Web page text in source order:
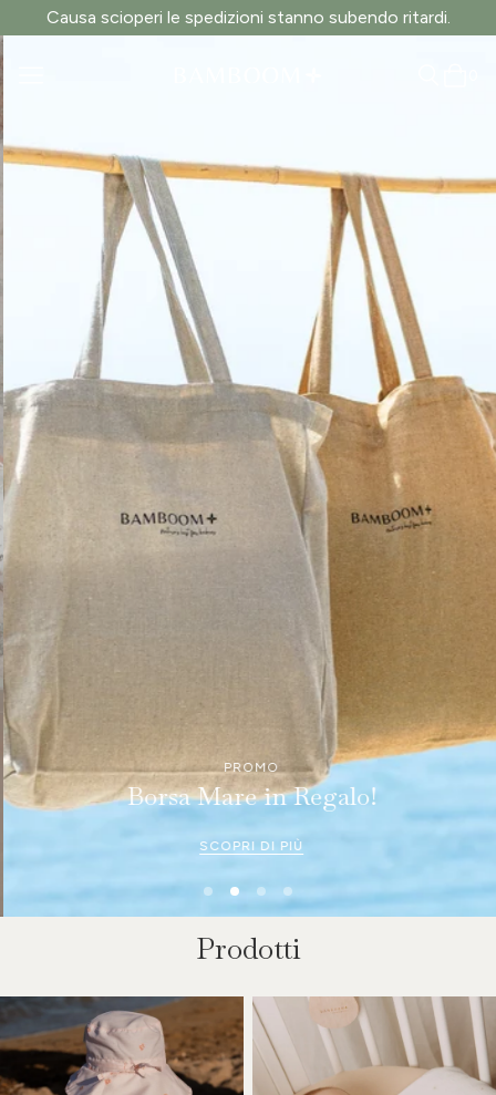
Causa scioperi le spedizioni stanno subendo ritardi.
PROMO
Borsa Mare in Regalo!
SCOPRI DI PIÙ
Prodotti